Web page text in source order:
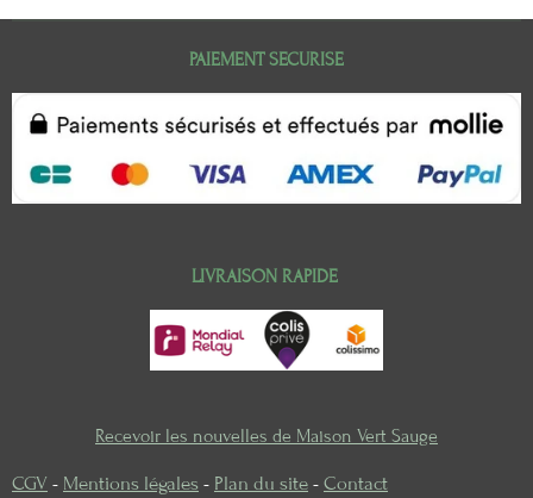
PAIEMENT SECURISE
LIVRAISON RAPIDE
Recevoir les nouvelles de Maison Vert Sauge
CGV - Mentions légales - Plan du site - Contact